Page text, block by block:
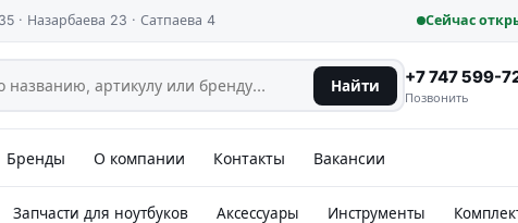
· Назарбаева 23 · Сатпаева 4 Сейчас
Найти +7 747 599-
Позвонить
Бренды О компании Контакты Вакансии
Запчасти для ноутбуков Аксессуары Инструменты